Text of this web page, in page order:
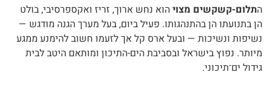
התלום-קשקשים מצויהוא נחש ארוך, זריז ואקספרסיבי, בולט
הן בתנועתו הן בהתנהגותו. פעיל ביום, בעל מערך הגנה מודגש —
נשיפות ונשיכות — ובעל ארס קל אך לזעמו חשוב להימנע ממגע
מיותר. נפוץ בישראל ובסביבת הים-התיכון ומותאם היטב לבית
גידול ים־תיכוני.